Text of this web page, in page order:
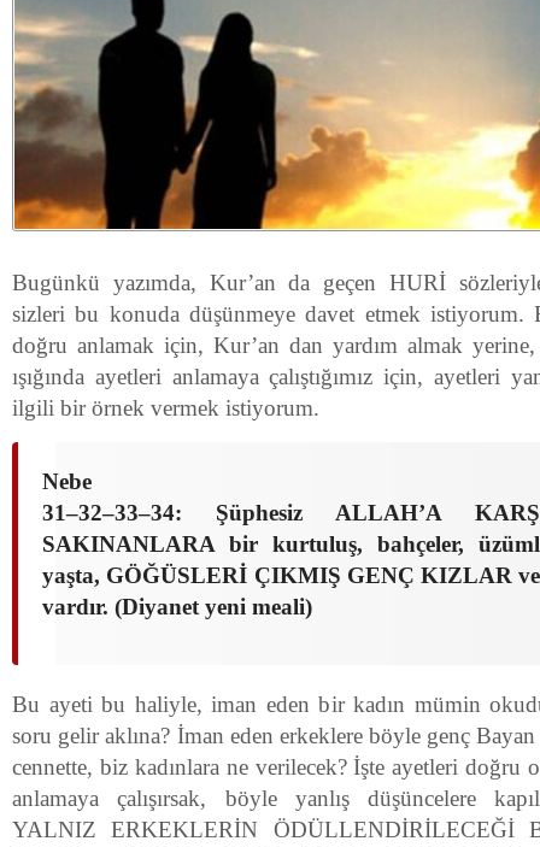
Bugünkü yazımda, Kur’an da geçen HURİ
sizleri bu konuda düşünmeye davet etmek istiyorum.
doğru anlamak için, Kur’an dan yardım almak
ışığında ayetleri anlamaya çalıştığımız için, ayetleri
ilgili bir örnek vermek istiyorum.
Nebe
31–32–33–34: Şüphesiz ALLAH’A
SAKINANLARA bir kurtuluş, bahçeler,
yaşta, GÖĞÜSLERİ ÇIKMIŞ GENÇ KIZLAR
vardır. (Diyanet yeni meali)
Bu ayeti bu haliyle, iman eden bir kadın mümin
soru gelir aklına? İman eden erkeklere böyle genç
cennette, biz kadınlara ne verilecek? İşte ayetleri doğru
anlamaya çalışırsak, böyle yanlış düşüncelere
YALNIZ ERKEKLERİN ÖDÜLLENDİRİLECEĞİ